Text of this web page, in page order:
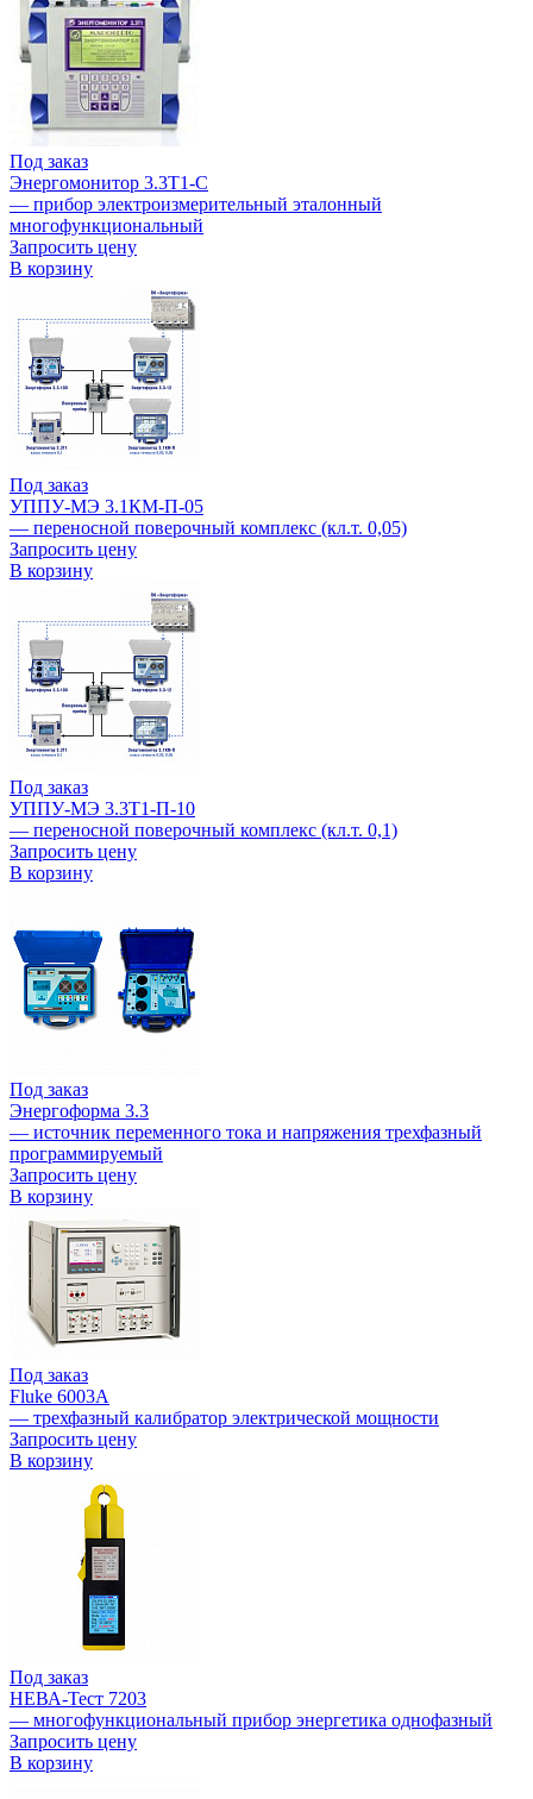
Под заказ
Энергомонитор 3.3T1-C
— прибор электроизмерительный эталонный
многофункциональный
Запросить цену
В корзину
Под заказ
УППУ-МЭ 3.1КМ-П-05
— переносной поверочный комплекс (кл.т. 0,05)
Запросить цену
В корзину
Под заказ
УППУ-МЭ 3.3Т1-П-10
— переносной поверочный комплекс (кл.т. 0,1)
Запросить цену
В корзину
Под заказ
Энергоформа 3.3
— источник переменного тока и напряжения трехфазный
программируемый
Запросить цену
В корзину
Под заказ
Fluke 6003A
— трехфазный калибратор электрической мощности
Запросить цену
В корзину
Под заказ
НЕВА-Тест 7203
— многофункциональный прибор энергетика однофазный
Запросить цену
В корзину